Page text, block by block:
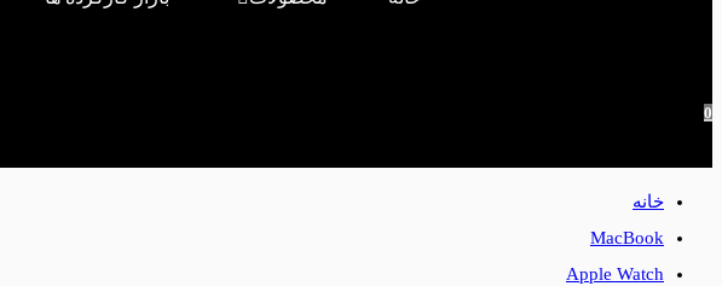
0
خانه
MacBook
Apple Watch